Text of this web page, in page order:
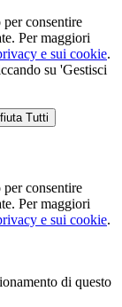
consentire
Per maggiori
e sui cookie.
su 'Gestisci
Tutti
consentire
Per maggiori
e sui cookie.
di questo